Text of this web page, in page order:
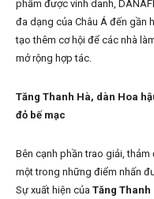
phẩm được vinh danh,
đa dạng của Châu Á đến gần
tạo thêm cơ hội để các nhà
mở rộng hợp tác.
Tăng Thanh Hà, dàn Hoa
đỏ bế mạc
Bên cạnh phần trao giải, thảm
một trong những điểm nhấn
Sự xuất hiện của Tăng Thanh